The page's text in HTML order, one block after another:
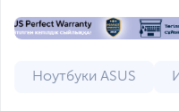
Ноутбуки ASUS